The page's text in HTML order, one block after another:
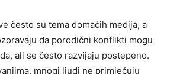
često su tema domaćih medija, a
da porodični konflikti mogu
ali se često razvijaju postepeno.
mnogi ljudi ne primjećuju